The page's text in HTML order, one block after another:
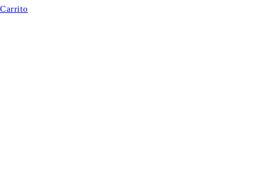
Carrito